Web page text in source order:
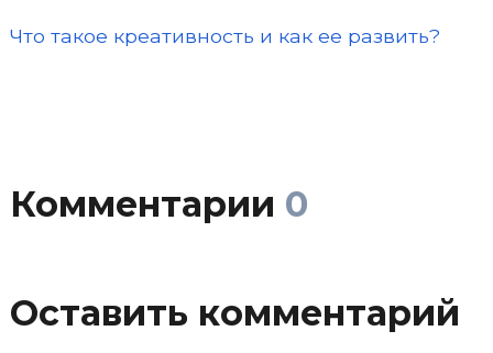
Что такое креативность и как ее развить?
Комментарии 0
Оставить комментарий